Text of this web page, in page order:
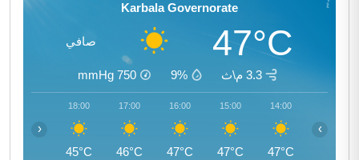
Karbala Governorate
47°C صافي
3.3 م\ث 9%
750
mmHg
14:00
47°C
15:00
47°C
16:00
47°C
17:00
46°C
18:00
45°C
‹ ›